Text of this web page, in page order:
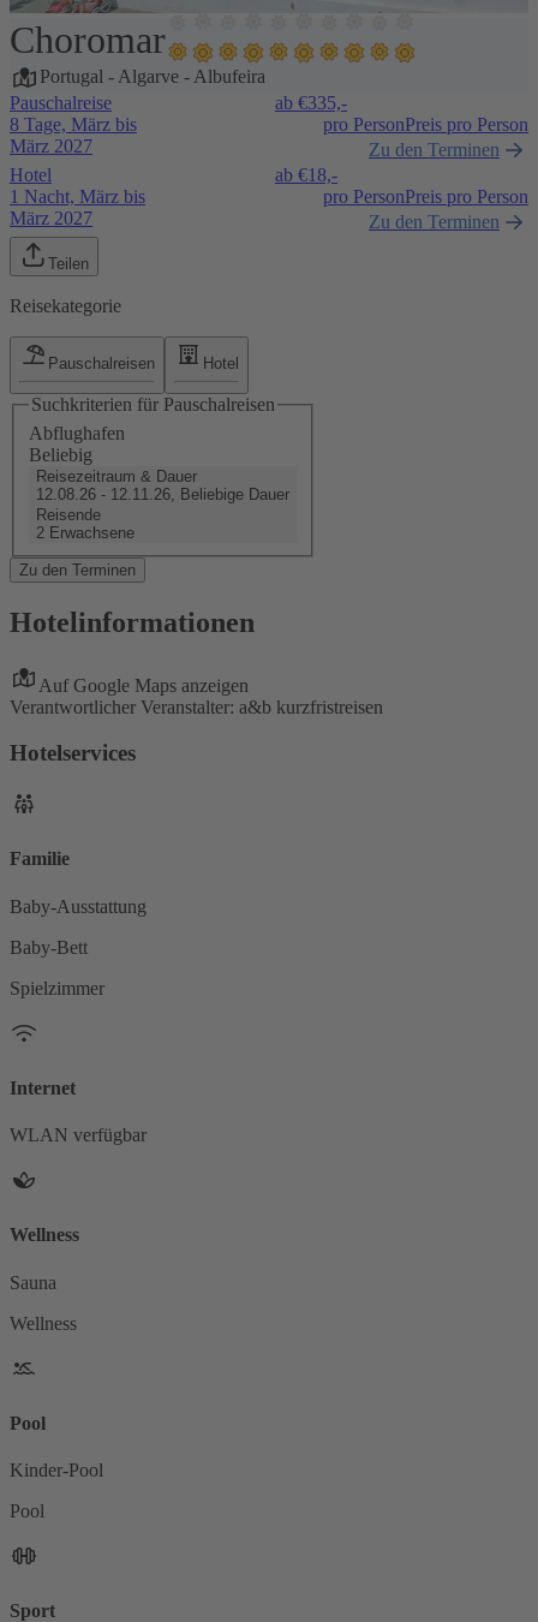
Choromar
Portugal -Algarve -Albufeira
Pauschalreise
8 Tage, März bis
März 2027
ab €335,-
pro PersonPreis pro Person
Zu den Terminen
Hotel
1 Nacht, März bis
März 2027
ab €18,-
pro PersonPreis pro Person
Zu den Terminen
Teilen
Reisekategorie
Pauschalreisen Hotel
Suchkriterien für Pauschalreisen
Abflughafen
Beliebig
Reisezeitraum & Dauer
12.08.26 - 12.11.26, Beliebige Dauer
Reisende
2 Erwachsene
Zu den Terminen
Hotelinformationen
Auf Google Maps anzeigen
Verantwortlicher Veranstalter: a&b kurzfristreisen
Hotelservices
Familie
Baby-Ausstattung
Baby-Bett
Spielzimmer
Internet
WLAN verfügbar
Wellness
Sauna
Wellness
Pool
Kinder-Pool
Pool
Sport